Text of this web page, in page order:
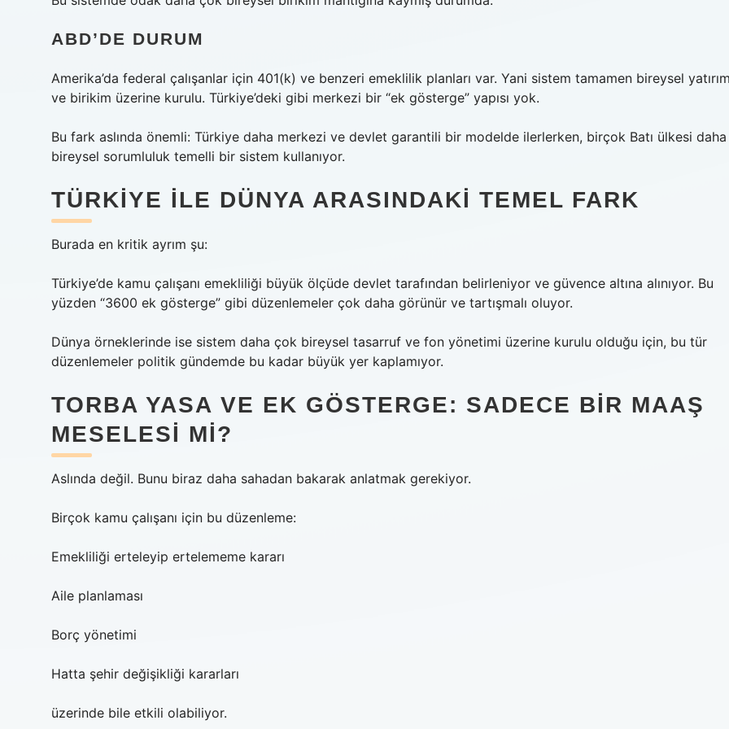
ABD’DE DURUM
Amerika’da federal çalışanlar için 401(k) ve benzeri emeklilik planları var. Yani sistem tamamen bireysel
ve birikim üzerine kurulu. Türkiye’deki gibi merkezi bir “ek gösterge” yapısı yok.
Bu fark aslında önemli: Türkiye daha merkezi ve devlet garantili bir modelde ilerlerken, birçok Batı ülkesi daha
bireysel sorumluluk temelli bir sistem kullanıyor.
TÜRKIYE ILE DÜNYA ARASINDAKI TEMEL FARK
Burada en kritik ayrım şu:
Türkiye’de kamu çalışanı emekliliği büyük ölçüde devlet tarafından belirleniyor ve güvence altına alınıyor. Bu
yüzden “3600 ek gösterge” gibi düzenlemeler çok daha görünür ve tartışmalı oluyor.
Dünya örneklerinde ise sistem daha çok bireysel tasarruf ve fon yönetimi üzerine kurulu olduğu için, bu tür
düzenlemeler politik gündemde bu kadar büyük yer kaplamıyor.
TORBA YASA VE EK GÖSTERGE: SADECE BIR MAAŞ
MESELESI MI?
Aslında değil. Bunu biraz daha sahadan bakarak anlatmak gerekiyor.
Birçok kamu çalışanı için bu düzenleme:
Emekliliği erteleyip ertelememe kararı
Aile planlaması
Borç yönetimi
Hatta şehir değişikliği kararları
üzerinde bile etkili olabiliyor.